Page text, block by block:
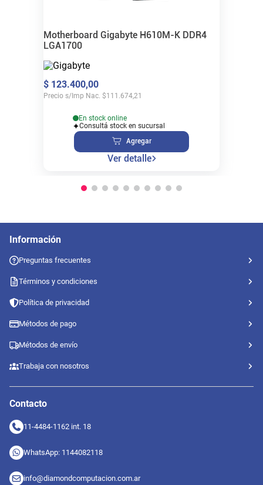
Motherboard Gigabyte H610M-K DDR4
LGA1700
$ 123.400,00
Precio s/Imp Nac. $111.674,21
En stock online
Consultá stock en sucursal
Agregar
Ver detalle
Información
Preguntas frecuentes
Términos y condiciones
Política de privacidad
Métodos de pago
Métodos de envío
Trabaja con nosotros
Contacto
11-4484-1162 int. 18
WhatsApp: 1144082118
info@diamondcomputacion.com.ar